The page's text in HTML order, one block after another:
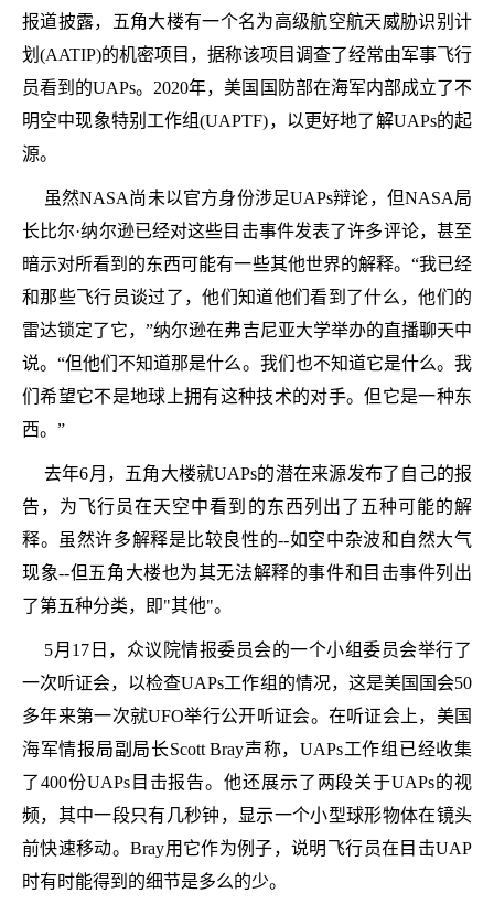
报道披露，五角大楼有一个名为高级航空航天威胁识别计
划(AATIP)的机密项目，据称该项目调查了经常由军事飞行
员看到的UAPs。2020年，美国国防部在海军内部成立了不
明空中现象特别工作组(UAPTF)，以更好地了解UAPs的起
源。
虽然NASA尚未以官方身份涉足UAPs辩论，但NASA局
长比尔·纳尔逊已经对这些目击事件发表了许多评论，甚至
暗示对所看到的东西可能有一些其他世界的解释。“我已经
和那些飞行员谈过了，他们知道他们看到了什么，他们的
雷达锁定了它，”纳尔逊在弗吉尼亚大学举办的直播聊天中
说。“但他们不知道那是什么。我们也不知道它是什么。我
们希望它不是地球上拥有这种技术的对手。但它是一种东
西。”
去年6月，五角大楼就UAPs的潜在来源发布了自己的报
告，为飞行员在天空中看到的东西列出了五种可能的解
释。虽然许多解释是比较良性的--如空中杂波和自然大气
现象--但五角大楼也为其无法解释的事件和目击事件列出
了第五种分类，即"其他"。
5月17日，众议院情报委员会的一个小组委员会举行了
一次听证会，以检查UAPs工作组的情况，这是美国国会50
多年来第一次就UFO举行公开听证会。在听证会上，美国
海军情报局副局长Scott Bray声称，UAPs工作组已经收集
了400份UAPs目击报告。他还展示了两段关于UAPs的视
频，其中一段只有几秒钟，显示一个小型球形物体在镜头
前快速移动。Bray用它作为例子，说明飞行员在目击UAP
时有时能得到的细节是多么的少。